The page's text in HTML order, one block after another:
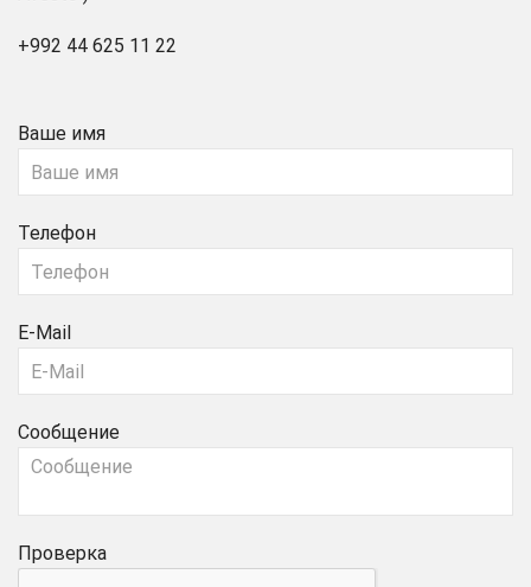
+992 44 625 11 22
Ваше имя
Телефон
E-Mail
Сообщение
Проверка